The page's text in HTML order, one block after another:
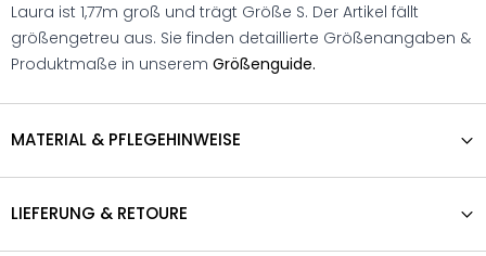
Laura ist 1,77m groß und trägt Größe S. Der Artikel fällt
größengetreu aus. Sie finden detaillierte Größenangaben &
Produktmaße in unserem Größenguide.
MATERIAL & PFLEGEHINWEISE
LIEFERUNG & RETOURE